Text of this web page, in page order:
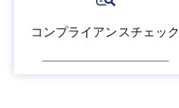
コンプライアンスチェック